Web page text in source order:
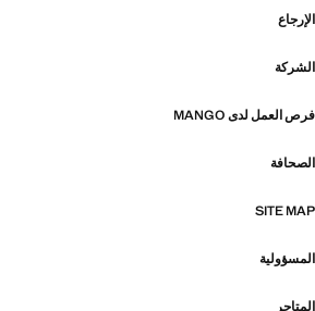
الإرجاع
الشركة
فرص العمل لدى MANGO
الصحافة
SITE MAP
المسؤولية
المتاجر